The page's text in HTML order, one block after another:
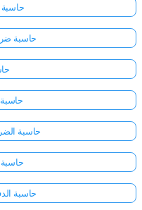
حاسبة
حاسبة
حاسبة
حاسبة
حاسبة